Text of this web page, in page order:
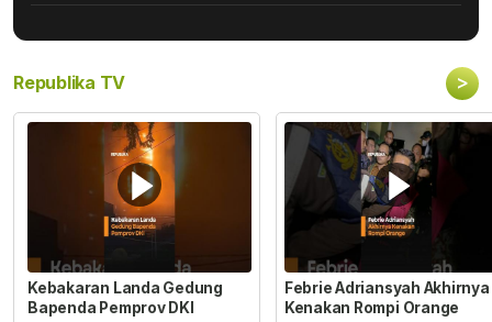
Republika TV >
Kebakaran Landa Gedung
Bapenda Pemprov DKI
Febrie Adriansyah Akhirnya
Kenakan Rompi Orange